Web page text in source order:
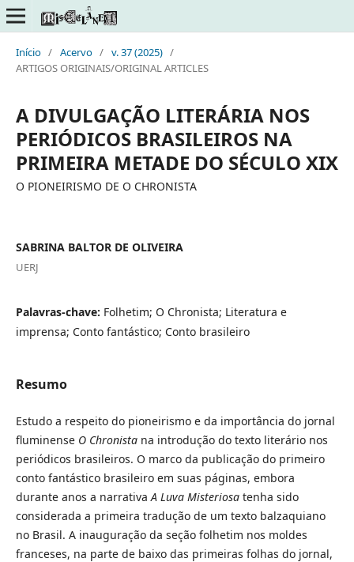
Início / Acervo / v. 37 (2025) /
ARTIGOS ORIGINAIS/ORIGINAL ARTICLES
A DIVULGAÇÃO LITERÁRIA NOS
PERIÓDICOS BRASILEIROS NA
PRIMEIRA METADE DO SÉCULO XIX
O PIONEIRISMO DE O CHRONISTA
SABRINA BALTOR DE OLIVEIRA
UERJ
Palavras-chave: Folhetim; O Chronista; Literatura e
imprensa; Conto fantástico; Conto brasileiro
Resumo
Estudo a respeito do pioneirismo e da importância do jornal
fluminense O Chronista na introdução do texto literário nos
periódicos brasileiros. O marco da publicação do primeiro
conto fantástico brasileiro em suas páginas, embora
durante anos a narrativa A Luva Misteriosatenha sido
considerada a primeira tradução de um texto balzaquiano
no Brasil. A inauguração da seção folhetim nos moldes
franceses, na parte de baixo das primeiras folhas do jornal,